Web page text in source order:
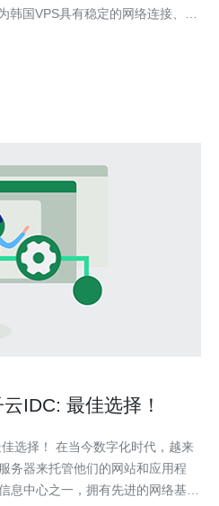
韩国VPS具有稳定的网络连接、高
IDC: 最佳选择！
化时代，越来
务器来托管他们的网站和应用程
息中心之一，拥有先进的网络基础